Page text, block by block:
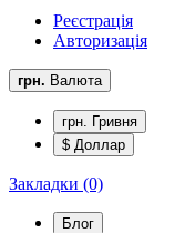
Реєстрація
Авторизація
грн. Валюта
грн. Гривня
$ Доллар
Закладки (0)
Блог